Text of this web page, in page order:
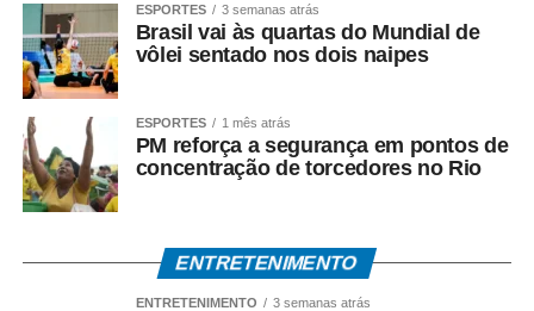
ESPORTES 3 semanas atrás
Brasil vai às quartas do Mundial de
vôlei sentado nos dois naipes
ESPORTES 1 mês atrás
PM reforça a segurança em pontos de
concentração de torcedores no Rio
ENTRETENIMENTO
ENTRETENIMENTO 3 semanas atrás